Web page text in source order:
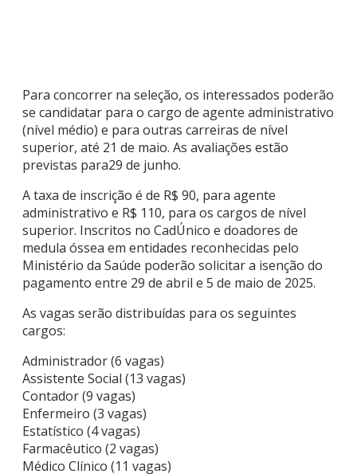
Para concorrer na seleção, os interessados poderão
se candidatar para o cargo de agente administrativo
(nível médio) e para outras carreiras de nível
superior, até 21 de maio. As avaliações estão
previstas para29 de junho.
A taxa de inscrição é de R$ 90, para agente
administrativo e R$ 110, para os cargos de nível
superior. Inscritos no CadÚnico e doadores de
medula óssea em entidades reconhecidas pelo
Ministério da Saúde poderão solicitar a isenção do
pagamento entre 29 de abril e 5 de maio de 2025.
As vagas serão distribuídas para os seguintes
cargos:
Administrador (6 vagas)
Assistente Social (13 vagas)
Contador (9 vagas)
Enfermeiro (3 vagas)
Estatístico (4 vagas)
Farmacêutico (2 vagas)
Médico Clínico (11 vagas)